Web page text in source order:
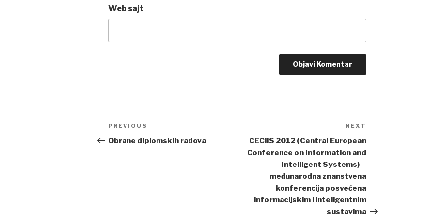
Web sajt
Post
navigation
Previous
Post
PREVIOUS
Obrane diplomskih radova
NEXT
CECiiS 2012 (Central European
Conference on Information and
Intelligent Systems) –
međunarodna znanstvena
konferencija posvećena
informacijskim i inteligentnim
sustavima